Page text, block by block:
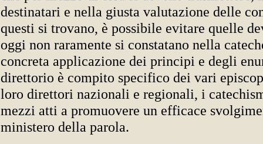
destinatari e nella giusta valutazione delle
questi si trovano, è possibile evitare quelle
oggi non raramente si constatano nella
concreta applicazione dei principi e degli
direttorio è compito specifico dei vari
loro direttori nazionali e regionali, i
mezzi atti a promuovere un efficace
ministero della parola.